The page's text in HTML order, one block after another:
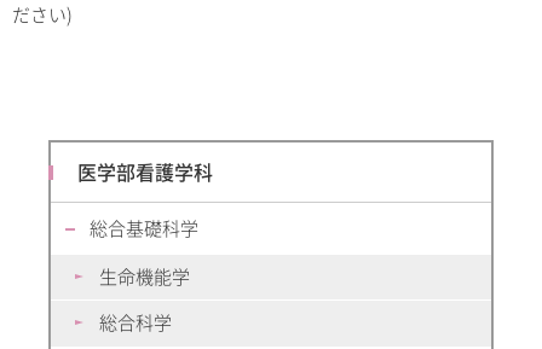
ださい)
医学部看護学科
総合基礎科学
生命機能学
総合科学